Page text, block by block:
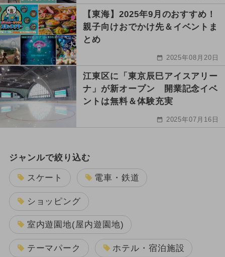
【東海】2025年9月のおすすめ！
親子向けおでかけ先＆イベントま
とめ
2025年08月20日
江東区に「東京辰巳アイスアリー
ナ」が新オープン 開業記念イベ
ントは無料＆体験充実
2025年07月16日
ジャンルで絞り込む
スケート 電車・鉄道
ショッピング
室内遊園地(屋内遊園地)
テーマパーク ホテル・宿泊施設